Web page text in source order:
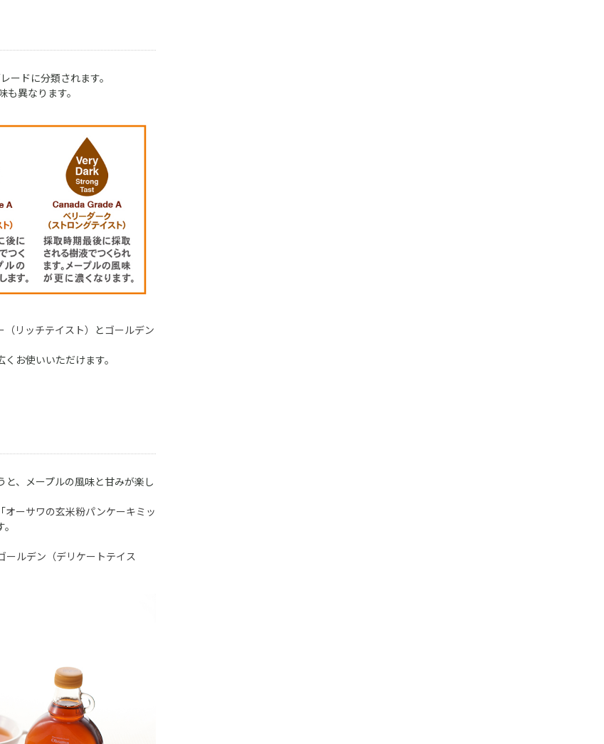
ードに分類されます。
異なります。
（リッチテイスト） とゴールデン
お使いいただけます。
、メープルの風味と甘みが楽し
オーサワの玄米粉パンケーキミッ
ールデン（デリケートテイス